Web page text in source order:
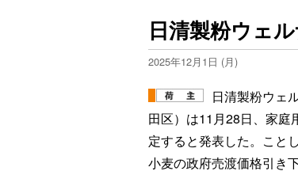
日清製粉ウェ
2025年12月1日 (月)
日清製粉ウェ
田区）は11月28日、家庭
定すると発表した。こと
小麦の政府売渡価格引き